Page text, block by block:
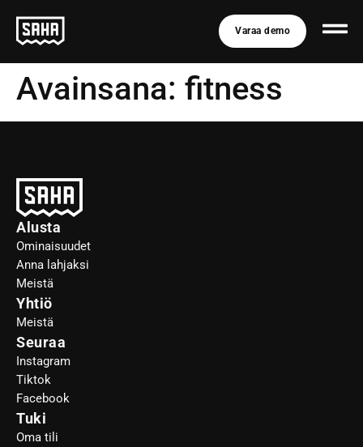
Varaa demo
Avainsana: fitness
Alusta
Ominaisuudet
Anna lahjaksi
Meistä
Yhtiö
Meistä
Seuraa
Instagram
Tiktok
Facebook
Tuki
Oma tili